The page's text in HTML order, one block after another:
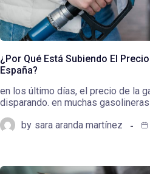
¿Por Qué Está Subiendo El
España?
en los último días, el precio de la
disparando. en muchas
by sara aranda martínez